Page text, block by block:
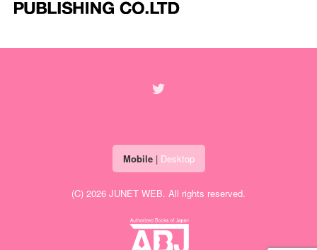
Mobile| Desktop
(C) 2026 JUNET WEB. All rights reserved.